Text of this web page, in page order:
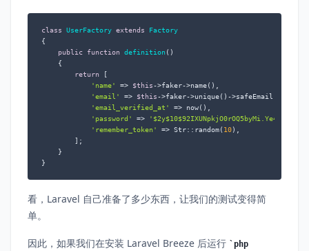
class UserFactory extends
Factory
{
public
function definition ( )
{
return [
'name'
=> $this->faker->name(),
'email'
=> $this->faker->unique()->safeEmail(),
'email_verified_at'
=> now(),
'password'
=>
'remember_token'
=> Str::random( 10),
        ];
    }
}
看，Laravel 自己准备了多少东西，让我们的测试变得简
单。
因此，如果我们在安装 Laravel Breeze 后运行
php